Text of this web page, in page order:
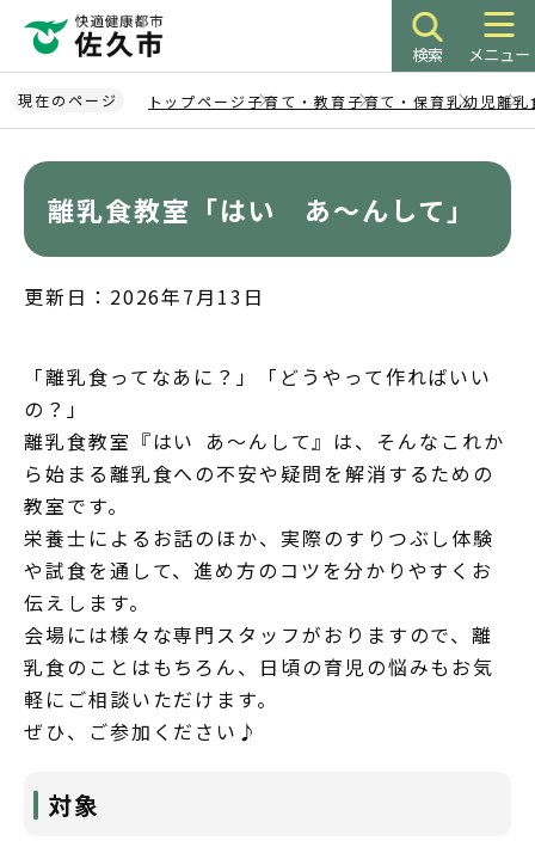
ペ
ー
ジ
検索 メニュー
現在のページ トップページ 子育て・教育子育て・保育乳幼児離乳
離乳食教室「はい あ～んして」
更新日：2026年7月13日
「離乳食ってなあに？」「どうやって作ればいい
の？」
離乳食教室『はい あ～んして』は、そんなこれか
ら始まる離乳食への不安や疑問を解消するための
教室です。
栄養士によるお話のほか、実際のすりつぶし体験
や試食を通して、進め方のコツを分かりやすくお
伝えします。
会場には様々な専門スタッフがおりますので、離
乳食のことはもちろん、日頃の育児の悩みもお気
軽にご相談いただけます。
ぜひ、ご参加ください♪
対象